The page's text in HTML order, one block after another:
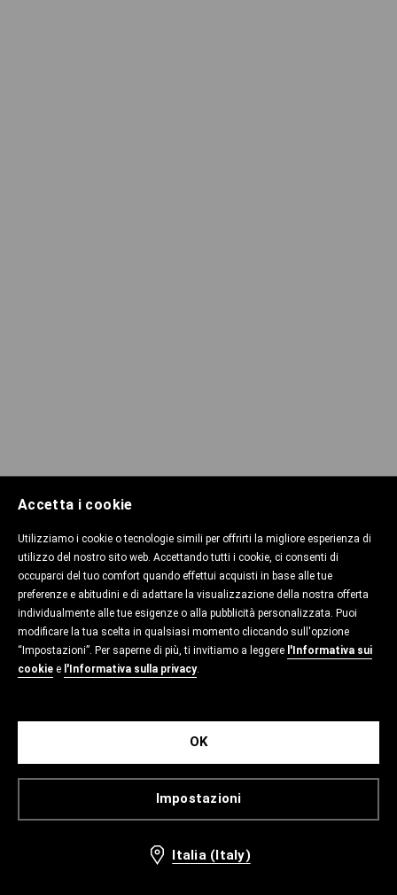
Accetta i cookie
Utilizziamo i cookie o tecnologie simili per offrirti la migliore esperienza di
utilizzo del nostro sito web. Accettando tutti i cookie, ci consenti di
occuparci del tuo comfort quando effettui acquisti in base alle tue
preferenze e abitudini e di adattare la visualizzazione della nostra offerta
individualmente alle tue esigenze o alla pubblicità personalizzata. Puoi
modificare la tua scelta in qualsiasi momento cliccando sull'opzione
“Impostazioni”. Per saperne di più, ti invitiamo a leggere l'Informativa sui
cookie e l'Informativa sulla privacy.
Impostazioni
OK
Italia (Italy)